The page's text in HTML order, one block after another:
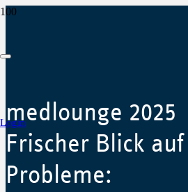
Login
medlounge 2025
Frischer Blick
Probleme: